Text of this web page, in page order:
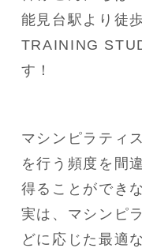
能見台駅より徒
TRAINING
す！
マシンピラティ
を行う頻度を間
得ることができ
実は、マシンピ
どに応じた最適